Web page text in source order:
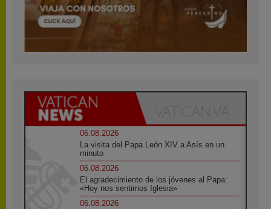
06.08.2026
La visita del Papa León XIV a Asís en un
minuto
06.08.2026
El agradecimiento de los jóvenes al Papa:
«Hoy nos sentimos Iglesia»
06.08.2026